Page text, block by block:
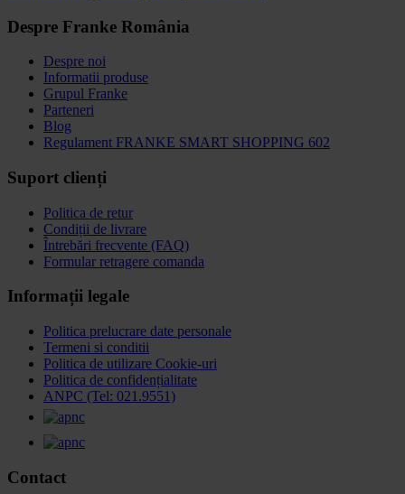
Despre Franke România
Despre noi
Informatii produse
Grupul Franke
Parteneri
Blog
Regulament FRANKE SMART SHOPPING 602
Suport clienți
Politica de retur
Condiții de livrare
Întrebări frecvente (FAQ)
Formular retragere comanda
Informații legale
Politica prelucrare date personale
Termeni si conditii
Politica de utilizare Cookie-uri
Politica de confidențialitate
ANPC (Tel: 021.9551)
Contact